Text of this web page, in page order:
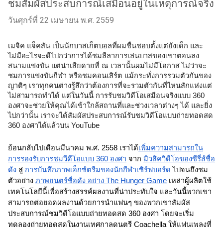
ชมสัมผัสประสบการณ์เสมือนอยู่ในเหตุการณ์จริง
วันศุกร์ที่ 22 เมษายน พ.ศ. 2559
เมจิค แจ็คสัน เป็นนักบาสเก็ตบอลที่ผมชื่นชอบตั้งแต่ยังเด็ก และ
ไม่มีอะไรจะดีไปกว่าการได้ชมลีลาการเล่นบาสของเขาตอนลง
สนามแข่งขัน แต่น่าเสียดายที่ ณ เวลานั้นผมไม่มีโอกาส ไม่ว่าจะ
ชมการแข่งขันกีฬา หรือชมคอนเสิร์ต แม้กระทั่งการรวมตัวกันของ
ญาติๆ เราทุกคนต่างรู้สึกว่าต้องการที่จะรวมตัวกันที่ไหนสักแห่งแต่
ไม่สามารถทำได้ แต่ในวันนี้ การรับชมวิดีโอเสมือนจริงแบบ 360
องศาจะช่วยให้คุณได้เข้าใกล้สถานที่และช่วงเวลาต่างๆ ได้ และยิ่ง
ไปกว่านั้น เราจะได้สัมผัสประสบการณ์รับชมวิดีโอแบบถ่ายทอดสด
360 องศาได้แล้วบน YouTube
ย้อนกลับไปเดือนมีนาคม พ.ศ. 2558 เราได้เพิ่มความสามารถใน
การรองรับการชมวีดีโอแบบ 360 องศา จาก มิวสิควิดีโอของซีรี่ส์ชื่อ
ดัง สู่ การบันทึกภาพเอ็กซ์ตรีมของนักกีฬาเซิร์ฟบอร์ด ไปจนถึงชม
ตัวอย่าง ภาพยนตร์ชื่อดัง อย่าง The Hunger Game เหล่าผู้ผลิตใช้
เทคโนโลยีนี้เพื่อสร้างสรรค์ผลงานที่น่าประทับใจ และวันนี้พวกเขา
สามารถต่อยอดผลงานด้วยการนำแฟนๆ ของพวกเขาสัมผัส
ประสบการณ์ชมวิดีโอแบบถ่ายทอดสด 360 องศา โดยจะเริ่ม
ทดลองถ่ายทอดสดในงานเทศกาลดนตรี Coachella ให้แฟนเพลงที่